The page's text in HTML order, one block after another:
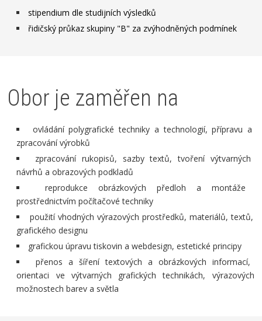
stipendium dle studijních výsledků
řidičský průkaz skupiny "B" za zvýhodněných podmínek
Obor je zaměřen na
ovládání polygrafické techniky a technologií, přípravu a
zpracování výrobků
zpracování rukopisů, sazby textů, tvoření výtvarných
návrhů a obrazových podkladů
reprodukce obrázkových předloh a montáže
prostřednictvím počítačové techniky
použití vhodných výrazových prostředků, materiálů, textů,
grafického designu
grafickou úpravu tiskovin a webdesign, estetické principy
přenos a šíření textových a obrázkových informací,
orientaci ve výtvarných grafických technikách, výrazových
možnostech barev a světla